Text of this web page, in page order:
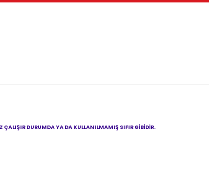
ÇALIŞIR DURUMDA YA DA KULLANILMAMIŞ SIFIR GİBİDİR.